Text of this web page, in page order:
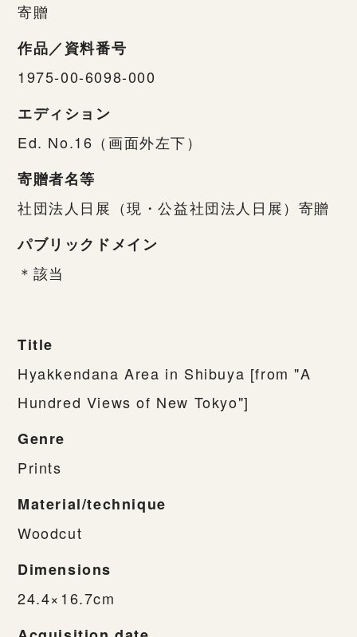
寄贈
作品／資料番号
1975-00-6098-000
エディション
Ed. No.16（画面外左下）
寄贈者名等
社団法人日展（現・公益社団法人日展）寄贈
パブリックドメイン
＊該当
Title
Hyakkendana Area in Shibuya [from "A
Hundred Views of New Tokyo"]
Genre
Prints
Material/technique
Woodcut
Dimensions
24.4×16.7cm